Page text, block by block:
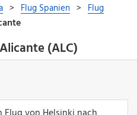
(ALC)